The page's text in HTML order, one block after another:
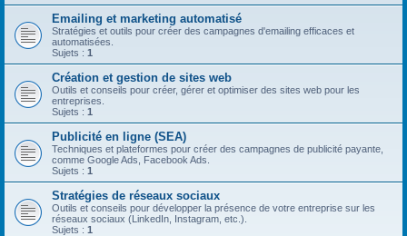
Emailing et marketing automatisé
Stratégies et outils pour créer des campagnes d'emailing efficaces et
automatisées.
Sujets : 1
Création et gestion de sites web
Outils et conseils pour créer, gérer et optimiser des sites web pour les
entreprises.
Sujets : 1
Publicité en ligne (SEA)
Techniques et plateformes pour créer des campagnes de publicité payante,
comme Google Ads, Facebook Ads.
Sujets : 1
Stratégies de réseaux sociaux
Outils et conseils pour développer la présence de votre entreprise sur les
réseaux sociaux (LinkedIn, Instagram, etc.).
Sujets : 1